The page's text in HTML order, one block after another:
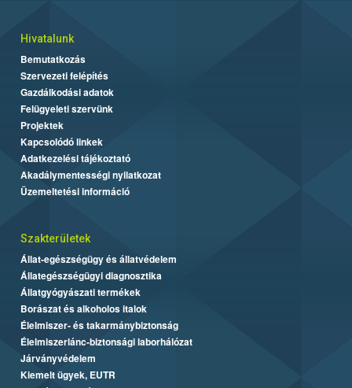
Hivatalunk
Bemutatkozás
Szervezeti felépítés
Gazdálkodási adatok
Felügyeleti szervünk
Projektek
Kapcsolódó linkek
Adatkezelési tájékoztató
Akadálymentességi nyilatkozat
Üzemeltetési információ
Szakterületek
Állat-egészségügy és állatvédelem
Állategészségügyi diagnosztika
Állatgyógyászati termékek
Borászat és alkoholos italok
Élelmiszer- és takarmánybiztonság
Élelmiszerlánc-biztonsági laborhálózat
Járványvédelem
Kiemelt ügyek, EUTR